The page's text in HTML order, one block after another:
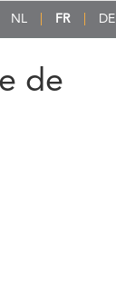
NL FR DE
de